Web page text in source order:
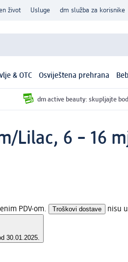
život Usluge dm služba za korisnike
& OTC Osviještena prehrana
dm active beauty: skupljajte
Lilac, 6 – 16
PDV-om. Troškovi dostave nisu
30.01.2025.